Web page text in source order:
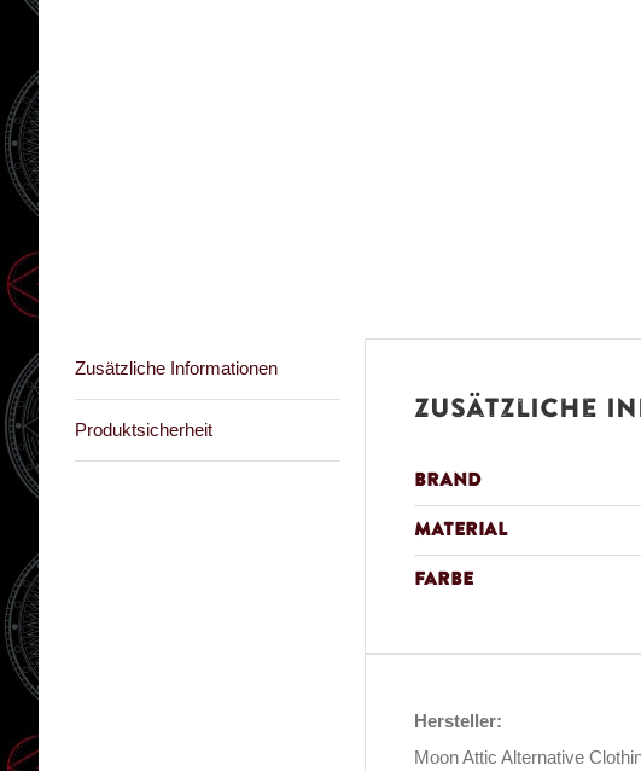
Zusätzliche Informationen
Produktsicherheit
Zusätzliche
Brand
Material
Farbe
Hersteller:
Moon Attic Alternative